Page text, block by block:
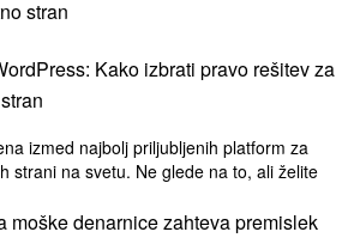
Kako izbrati pravo rešitev za
izmed najbolj priljubljenih platform za
strani na svetu. Ne glede na to, ali želite